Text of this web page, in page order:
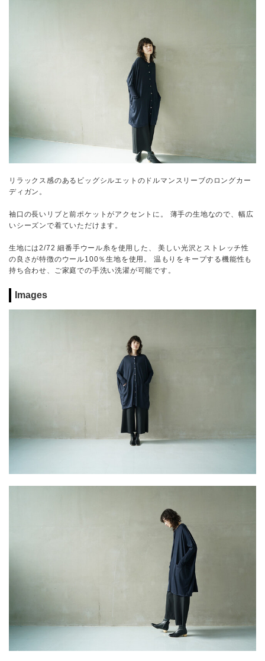
リラックス感のあるビッグシルエットのドルマンスリーブのロングカー
ディガン。
袖口の長いリブと前ポケットがアクセントに。 薄手の生地なので、幅広
いシーズンで着ていただけます。
生地には2/72 細番手ウール糸を使用した、 美しい光沢とストレッチ性
の良さが特徴のウール100％生地を使用。 温もりをキープする機能性も
持ち合わせ、ご家庭での手洗い洗濯が可能です。
Images